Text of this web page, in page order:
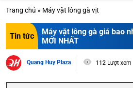
Trang chủ » Máy vặt lông gà vịt
Tin tức
Máy vặt lông gà giá bao
MỚI NHẤT
Quang Huy Plaza 112 Lượt xem